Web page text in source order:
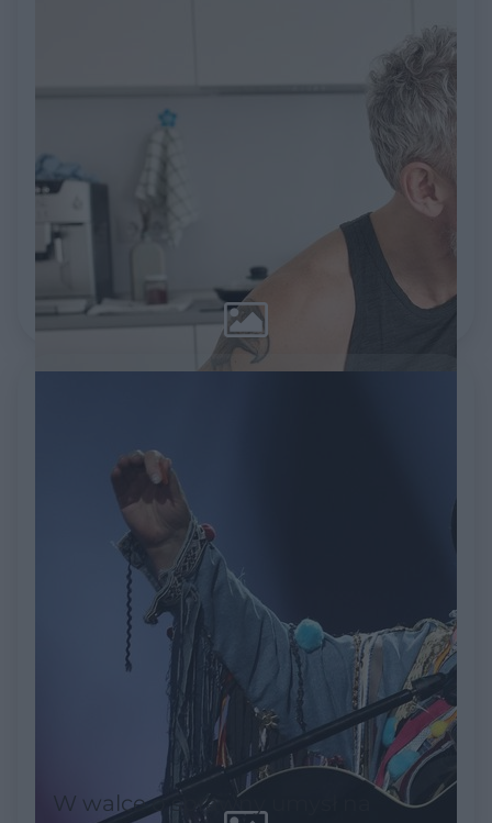
W walce o sprawny umysł na